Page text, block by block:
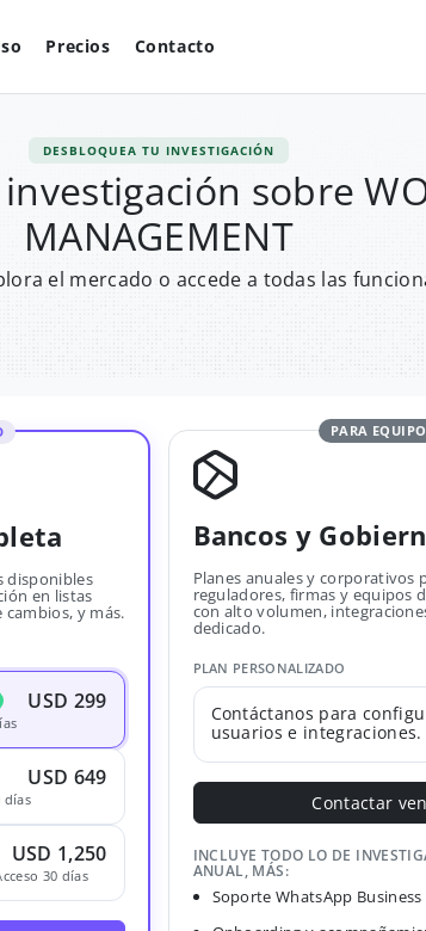
Precios Contacto
DESBLOQUEA TU INVESTIGACIÓN
sobre
MANAGEMENT
el mercado o accede a todas las
disponibles
en listas
cambios, y más.
USD 299
USD 649
días
USD 1,250
30 días
PARA
Bancos y
Planes anuales y corporativos
reguladores, firmas y equipos
con alto volumen,
dedicado.
PLAN PERSONALIZADO
Contáctanos para
usuarios e integraciones.
Contactar
INCLUYE TODO LO DE
ANUAL, MÁS:
Soporte WhatsApp Business